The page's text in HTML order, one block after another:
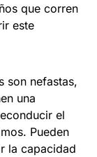
que corren
este
son nefastas,
una
el
Pueden
la capacidad